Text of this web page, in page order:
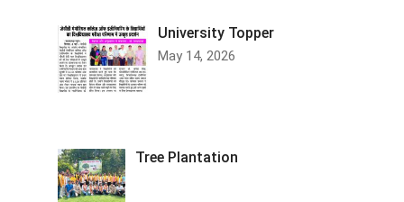
University Topper
May 14, 2026
Tree Plantation